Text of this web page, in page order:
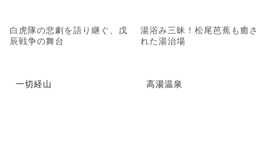
白虎隊の悲劇を語り継ぐ、戊
辰戦争の舞台
湯浴み三昧！松尾芭蕉も癒さ
れた湯治場
一切経山 高湯温泉